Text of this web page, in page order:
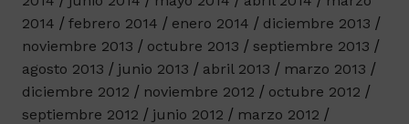
2014
febrero 2014 enero 2014
diciembre 2013
noviembre 2013
octubre 2013
septiembre 2013
agosto 2013
junio 2013 abril 2013
marzo 2013
diciembre 2012
noviembre 2012
octubre 2012
septiembre 2012
junio 2012
marzo 2012